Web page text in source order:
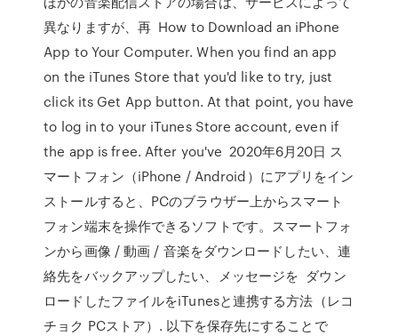
異なりますが、再 How to Download an iPhone
App to Your Computer. When you find an app
on the iTunes Store that you'd like to try, just
click its Get App button. At that point, you have
to log in to your iTunes Store account, even if
the app is free. After you've 2020年6月20日 ス
マートフォン（iPhone / Android）にアプリをイン
ストールすると、PCのブラウザー上からスマート
フォン端末を操作できるソフトです。スマートフォ
ンから画像 / 動画 / 音楽をダウンロードしたい、連
絡先をバックアップしたい、メッセージを ダウン
ロードしたファイルをiTunesと連携する方法（レコ
チョク PCストア）. 以下を保存先にすることで